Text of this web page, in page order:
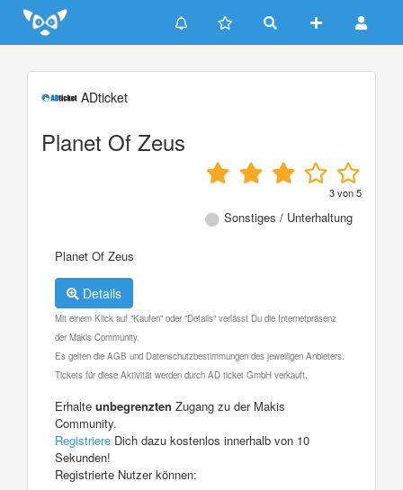
Update cookies preferences
ADticket
Planet Of Zeus
3von5
Sonstiges / Unterhaltung
Planet Of Zeus
Details
Mit einem Klick auf "Kaufen" oder "Details" verlässt Du die Internetpräsenz
der Makis Community.
Es gelten die AGB und Datenschutzbestimmungen des jeweiligen Anbieters.
Tickets für diese Aktivität werden durch AD ticket GmbH verkauft.
Erhalte unbegrenzten Zugang zu der Makis
Community.
Registriere Dich dazu kostenlos innerhalb von 10
Sekunden!
Registrierte Nutzer können: